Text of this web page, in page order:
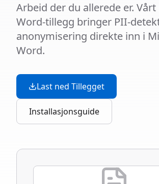
Arbeid der du allerede er.
Word-tillegg bringer PII-
anonymisering direkte inn i
Word.
Last ned Tillegget
Installasjonsguide